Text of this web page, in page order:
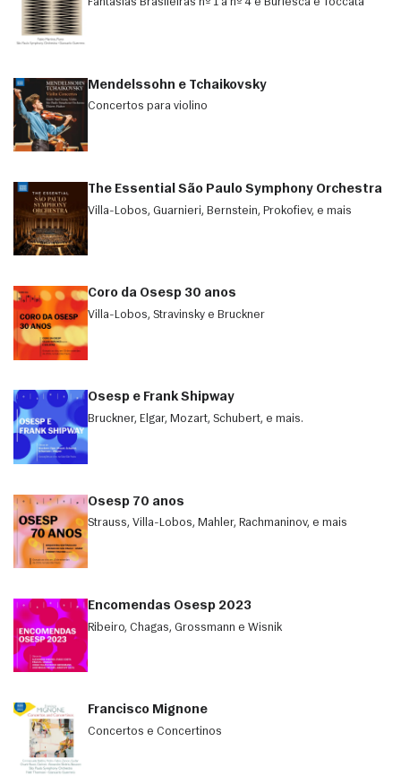
Fantasias Brasileiras nº 1 a nº 4 e Burlesca e Toccata
Mendelssohn e Tchaikovsky
Concertos para violino
The Essential São Paulo Symphony Orchestra
Villa-Lobos, Guarnieri, Bernstein, Prokofiev, e mais
Coro da Osesp 30 anos
Villa-Lobos, Stravinsky e Bruckner
Osesp e Frank Shipway
Bruckner, Elgar, Mozart, Schubert, e mais.
Osesp 70 anos
Strauss, Villa-Lobos, Mahler, Rachmaninov, e mais
Encomendas Osesp 2023
Ribeiro, Chagas, Grossmann e Wisnik
Francisco Mignone
Concertos e Concertinos